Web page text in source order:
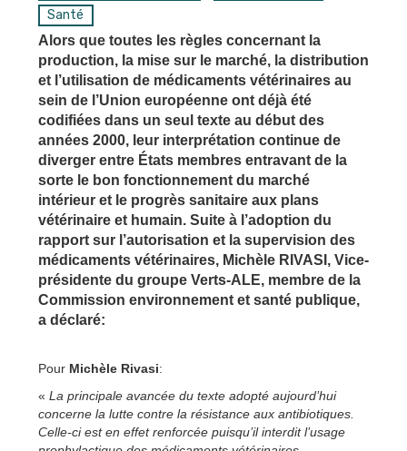
Santé
Alors que toutes les règles concernant la
production, la mise sur le marché, la distribution
et l’utilisation de médicaments vétérinaires au
sein de l’Union européenne ont déjà été
codifiées dans un seul texte au début des
années 2000, leur interprétation continue de
diverger entre États membres entravant de la
sorte le bon fonctionnement du marché
intérieur et le progrès sanitaire aux plans
vétérinaire et humain. Suite à l’adoption du
rapport sur l’autorisation et la supervision des
médicaments vétérinaires, Michèle RIVASI, Vice-
présidente du groupe Verts-ALE, membre de la
Commission environnement et santé publique,
a déclaré:
Pour Michèle Rivasi:
« La principale avancée du texte adopté aujourd’hui
concerne la lutte contre la résistance aux antibiotiques.
Celle-ci est en effet renforcée puisqu’il interdit l’usage